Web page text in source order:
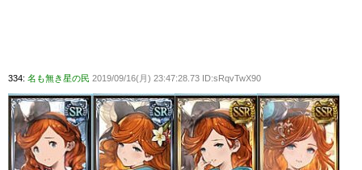
334: 名も無き星の民 2019/09/16(月) 23:47:28.73 ID:sRqvTwX90